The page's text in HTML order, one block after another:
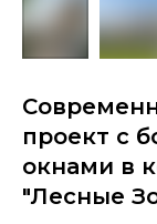
проект с
окнами в
"Лесные